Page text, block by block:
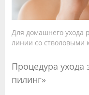
Для домашнего ухода
линии со стволовыми
Процедура ухода
пилинг»